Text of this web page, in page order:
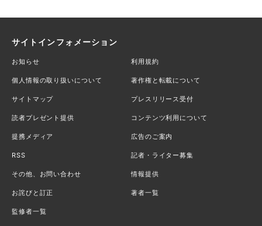
サイトインフォメーション
お知らせ 利用規約
個人情報の取り扱いについて 著作権と転載について
サイトマップ プレスリリース受付
読者プレゼント提供 コンテンツ利用について
提携メディア 広告のご案内
RSS 記者・ライター募集
その他、お問い合わせ 情報提供
お詫びと訂正 著者一覧
監修者一覧